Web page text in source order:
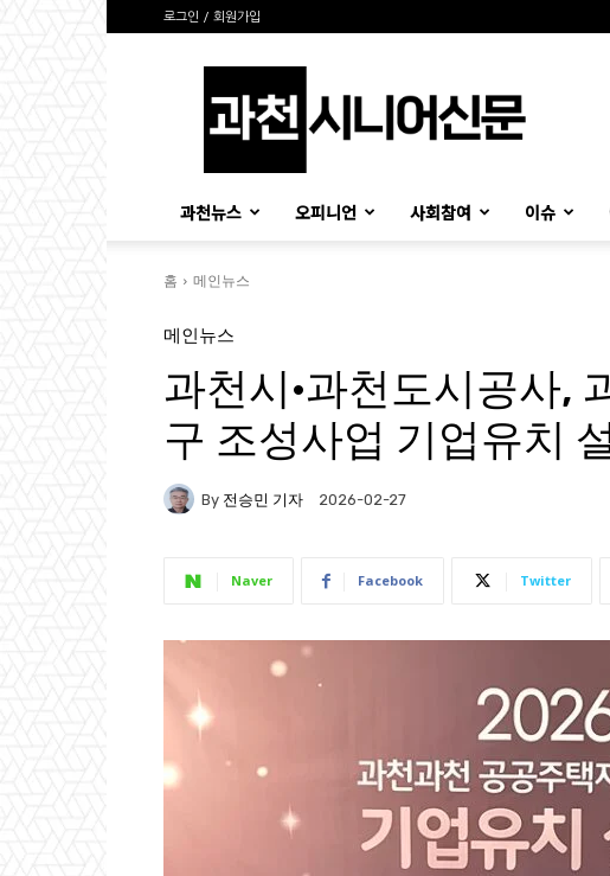
로그인 / 회원가입
시
과천뉴스 오피니언 사회참여 이슈
홈 메인뉴스
메인뉴스
과천시·과천도시공사,
구 조성사업 기업유치
By 전승민 기자 2026-02-27
Naver Facebook Twitter